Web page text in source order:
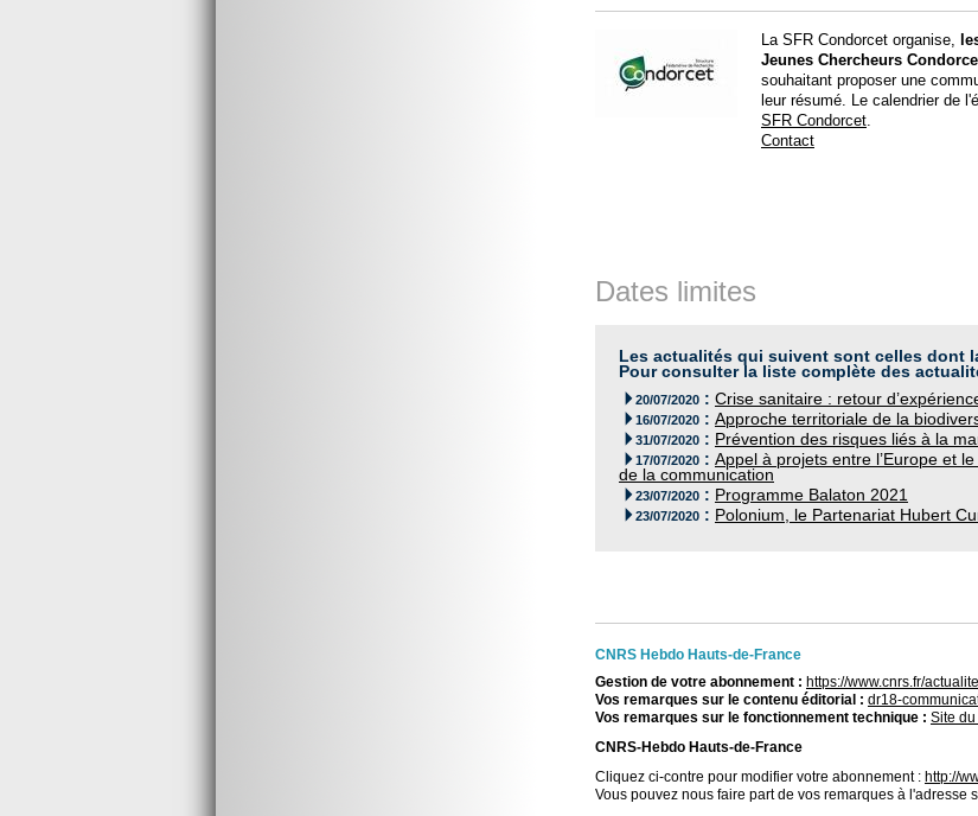
La SFR Condorcet organise,
Jeunes Chercheurs
souhaitant proposer une
leur résumé. Le calendrier de
SFR Condorcet.
Contact
Dates limites
Les actualités qui suivent sont celles dont
Pour consulter la liste complète des
20/07/2020 : Crise sanitaire : retour
16/07/2020 : Approche territoriale de la
31/07/2020 : Prévention des risques liés à la
17/07/2020 : Appel à projets entre l’Europe et
de la communication
23/07/2020 : Programme Balaton 2021
23/07/2020 : Polonium, le Partenariat Hubert
CNRS Hebdo Hauts-de-France
Gestion de votre abonnement : https://www.cnrs.fr/
Vos remarques sur le contenu éditorial : dr18-
Vos remarques sur le fonctionnement technique : Site
CNRS-Hebdo Hauts-de-France
Cliquez ci-contre pour modifier votre abonnement : http://
Vous pouvez nous faire part de vos remarques à l'adresse